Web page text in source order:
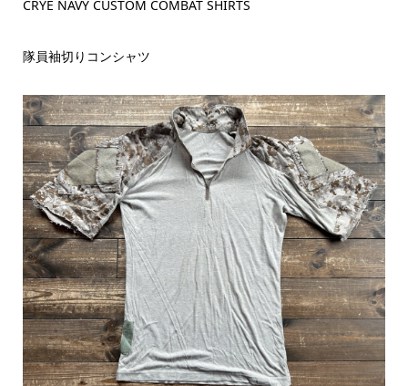
CRYE NAVY CUSTOM COMBAT SHIRTS
隊員袖切りコンシャツ